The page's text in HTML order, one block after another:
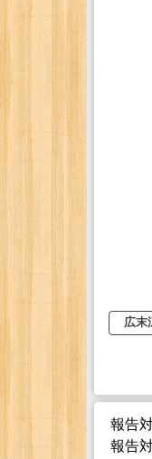
広末
報告
報告